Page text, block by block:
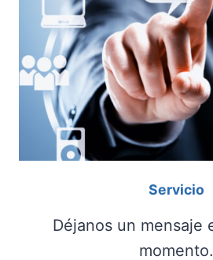
Servicio
Déjanos un mensaje
momento.